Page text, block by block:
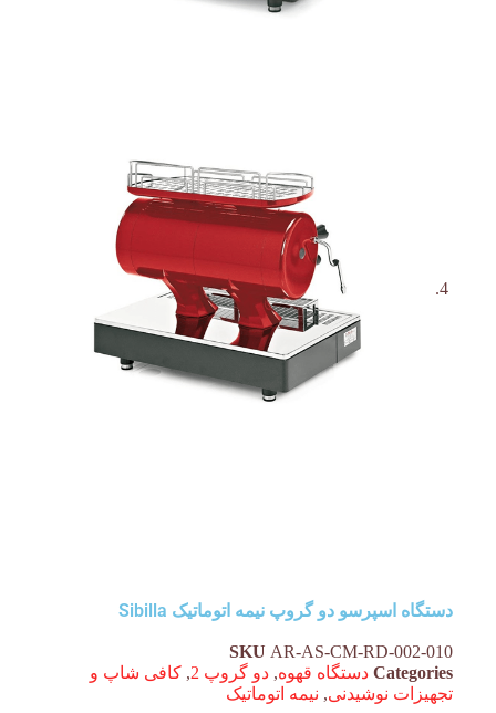
دستگاه اسپرسو دو گروپ نیمه اتوماتیک Sibilla
SKU AR-AS-CM-RD-002-010
Categories دستگاه قهوه, دو گروپ 2 , کافی شاپ و
تجهیزات نوشیدنی, نیمه اتوماتیک